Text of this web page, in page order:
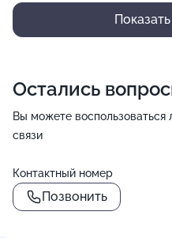
Остались
Вы можете
связи
Контактный номер
Позвонить